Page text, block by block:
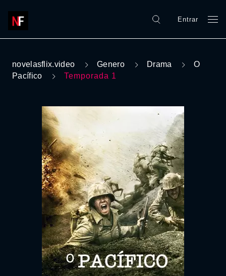
Entrar
novelasflix.video Genero Drama
O
Pacífico
Temporada 1